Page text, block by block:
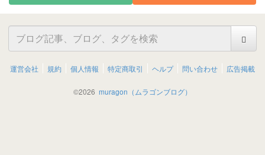
運営会社 規約 個人情報 特定商取引 ヘルプ 問い合わせ 広告掲載
©2026 muragon（ムラゴンブログ）